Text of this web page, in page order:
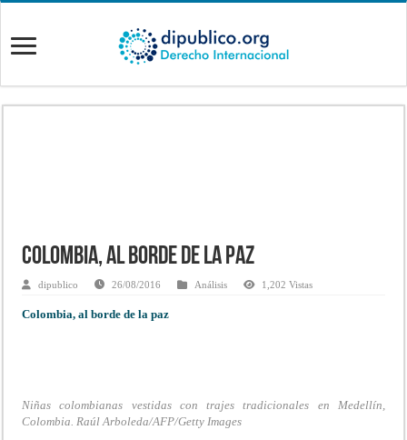
Colombia, al borde de la paz
dipublico 26/08/2016 Análisis 1,202 Vistas
Colombia, al borde de la paz
Niñas colombianas vestidas con trajes tradicionales en Medellín,
Colombia. Raúl Arboleda/AFP/Getty Images